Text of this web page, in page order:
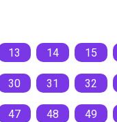
13 14 15
30 31 32
47 48 49